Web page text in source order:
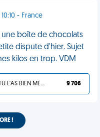
- France
boîte de chocolats
dispute d'hier. Sujet
kilos en trop. VDM
TU L'AS BIEN MÉRITÉ 9 706
!